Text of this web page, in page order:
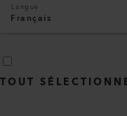
Langue
Français
TOUT